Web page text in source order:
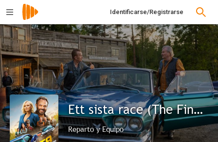
Identificarse/Registrarse
Ett sista race (The Final Race)
Reparto y Equipo